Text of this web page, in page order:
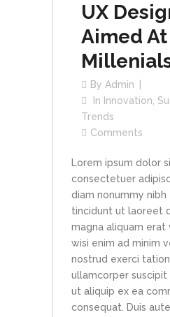
UX
Aimed At
By Admin
In Innovation
Trends
Comments
Lorem ipsum dolor
consectetuer
diam nonummy nibh
tincidunt ut laoreet
magna aliquam erat
wisi enim ad minim
nostrud exerci tation
ullamcorper
ut aliquip ex ea
consequat. Duis